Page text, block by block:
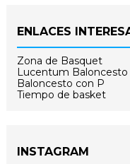
ENLACES
Zona de Basquet
Lucentum Baloncesto
Baloncesto con P
Tiempo de basket
INSTAGRAM